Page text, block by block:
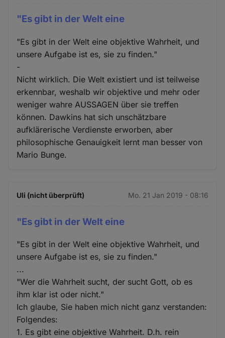
"Es gibt in der Welt eine
"Es gibt in der Welt eine objektive Wahrheit, und
unsere Aufgabe ist es, sie zu finden."
-
Nicht wirklich. Die Welt existiert und ist teilweise
erkennbar, weshalb wir objektive und mehr oder
weniger wahre AUSSAGEN über sie treffen
können. Dawkins hat sich unschätzbare
aufklärerische Verdienste erworben, aber
philosophische Genauigkeit lernt man besser von
Mario Bunge.
Uli (nicht überprüft) Mo. 21 Jan 2019 - 08:16
"Es gibt in der Welt eine
"Es gibt in der Welt eine objektive Wahrheit, und
unsere Aufgabe ist es, sie zu finden."
...
"Wer die Wahrheit sucht, der sucht Gott, ob es
ihm klar ist oder nicht."
Ich glaube, Sie haben mich nicht ganz verstanden:
Folgendes:
1. Es gibt eine objektive Wahrheit. D.h. rein